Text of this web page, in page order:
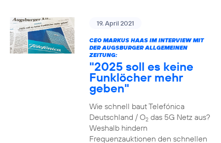
19. April 2021
CEO MARKUS HAAS IM INTERVIEW MIT
DER AUGSBURGER ALLGEMEINEN
ZEITUNG:
"2025 soll es keine
Funklöcher mehr
geben"
Wie schnell baut Telefónica
Deutschland / O2das 5G Netz aus?
Weshalb hindern
Frequenzauktionen den schnellen